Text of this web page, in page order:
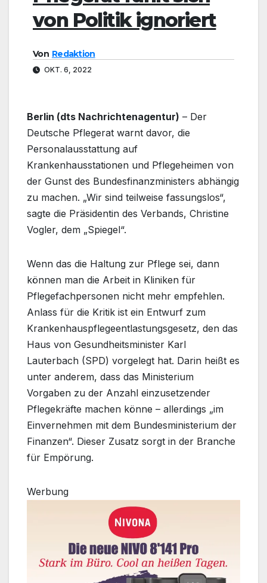
von Politik ignoriert
Von Redaktion
OKT. 6, 2022
Berlin (dts Nachrichtenagentur) – Der
Deutsche Pflegerat warnt davor, die
Personalausstattung auf
Krankenhausstationen und Pflegeheimen von
der Gunst des Bundesfinanzministers abhängig
zu machen. „Wir sind teilweise fassungslos“,
sagte die Präsidentin des Verbands, Christine
Vogler, dem „Spiegel“.
Wenn das die Haltung zur Pflege sei, dann
können man die Arbeit in Kliniken für
Pflegefachpersonen nicht mehr empfehlen.
Anlass für die Kritik ist ein Entwurf zum
Krankenhauspflegeentlastungsgesetz, den das
Haus von Gesundheitsminister Karl
Lauterbach (SPD) vorgelegt hat. Darin heißt es
unter anderem, dass das Ministerium
Vorgaben zu der Anzahl einzusetzender
Pflegekräfte machen könne – allerdings „im
Einvernehmen mit dem Bundesministerium der
Finanzen“. Dieser Zusatz sorgt in der Branche
für Empörung.
Werbung